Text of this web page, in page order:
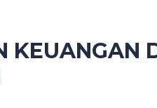
KEUANGAN